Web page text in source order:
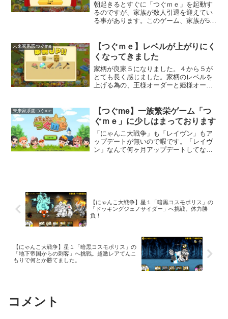
朝起きるとすぐに「つぐｍｅ」を起動す
るのですが、家族が数人引退を迎えてい
る事があります。このゲーム、家族が50
る事もありまして、とても寂しくなるん
です。家族が沢山いれば...
未来家系図つぐme
【つぐｍｅ】レベルが上がりにく
くなってきました
家柄が良家５になりました。４から５が
とても長く感じました。家柄のレベルを
上げる為の、王様オーダーと姫様オーダ
した。作りおきしておくと物が納屋に入
らなくなりますし、皆さん...
未来家系図つぐme
【つぐme】一族繁栄ゲーム「つ
ぐｍｅ」に少しはまっております
「にゃんこ大戦争」も「レイヴン」もア
ップデートが無いので暇です。「レイヴ
ン」なんて何ヶ月アップデートしてない
【にゃんこ大戦争】星１「暗黒コスモポリス」の
「ドッキングジェノサイダー」へ挑戦。体力勝
負！
【にゃんこ大戦争】星１「暗黒コスモポリス」の
「地下帝国からの刺客」へ挑戦。超激レアてんこ
もりで何とか勝てました。
コメント